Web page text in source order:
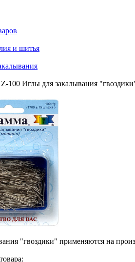
и шитья
100 Иглы для закалывания
"гвоздики" применяются на